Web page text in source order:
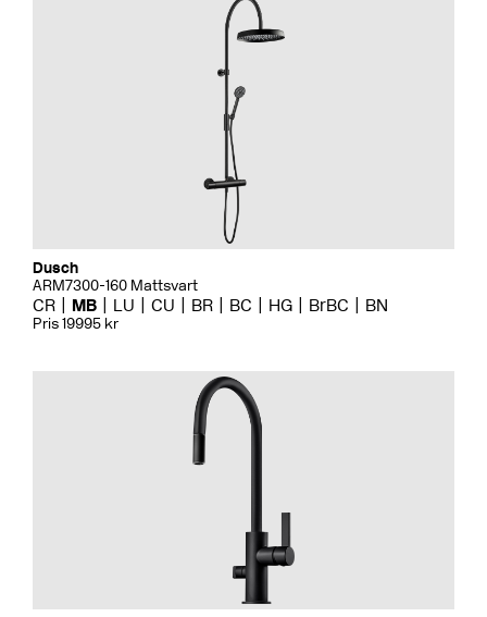
Dusch
ARM7300-160 Mattsvart
CR MB LU CU BR BC HG BrBC BN
Pris 19995 kr